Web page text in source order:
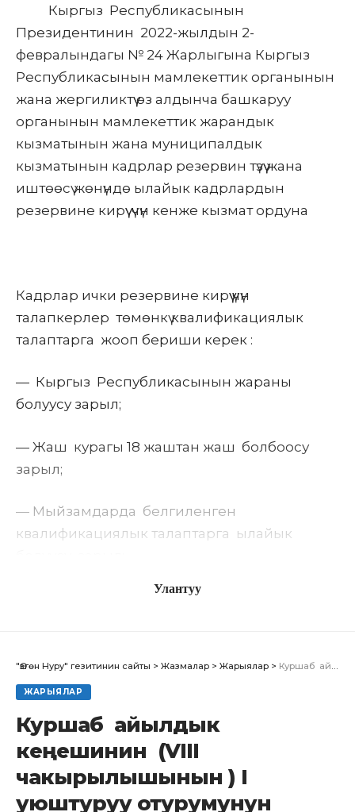
Кыргыз Республикасынын
Президентинин 2022-жылдын 2-
февралындагы № 24 Жарлыгына Кыргыз
Республикасынын мамлекеттик органынын
жана жергиликтүү өз алдынча башкаруу
органынын мамлекеттик жарандык
кызматынын жана муниципалдык
кызматынын кадрлар резервин түзүү жана
иштөөсү жөнүндө ылайык кадрлардын
резервине кирүү үчүн кенже кызмат ордуна
Кадрлар ички резервине кирүү үчүн
талапкерлер төмөнкү квалификациялык
талаптарга жооп бериши керек :
— Кыргыз Республикасынын жараны
болуусу зарыл;
— Жаш курагы 18 жаштан жаш болбоосу
зарыл;
— Мыйзамдарда белгиленген
квалификациялык талаптарга ылайык
Кенже административдик муниципалдык
кызмат орундары үчүн жалпы ченемдик
укуктук актылар:
Улантуу
"Өзгөн Нуру" гезитинин сайты > Жазмалар > Жарыялар > Куршаб айылдык кеңешинин (VIII чакырылышынын ) I уюштуруу отурумунун ТОКТОМДОРУ
ЖАРЫЯЛАР
Куршаб айылдык
кеңешинин (VIII
чакырылышынын ) I
уюштуруу отурумунун